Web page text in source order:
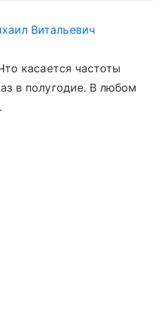
Витальевич
касается частоты
в полугодие. В любом